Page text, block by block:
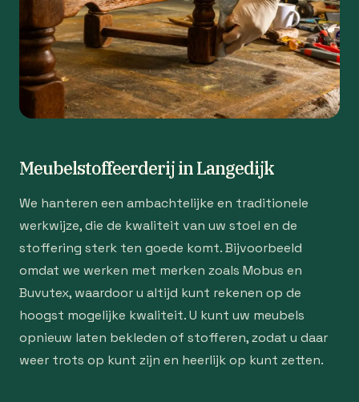
Meubelstoffeerderij in Langedijk
We hanteren een ambachtelijke en traditionele
werkwijze, die de kwaliteit van uw stoel en de
stoffering sterk ten goede komt. Bijvoorbeeld
omdat we werken met merken zoals Mobus en
Buvutex, waardoor u altijd kunt rekenen op de
hoogst mogelijke kwaliteit. U kunt uw meubels
opnieuw laten bekleden of stofferen, zodat u daar
weer trots op kunt zijn en heerlijk op kunt zetten.